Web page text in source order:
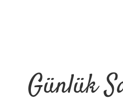
Günlük